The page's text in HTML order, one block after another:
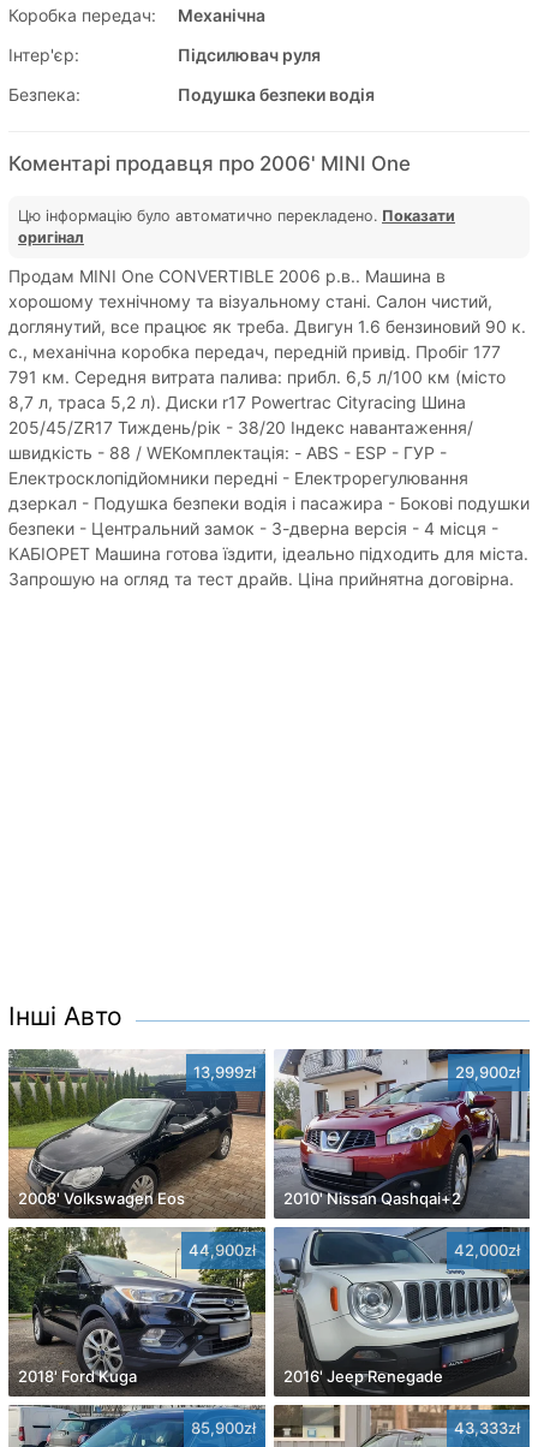
Коробка передач:
Механічна
Інтер'єр:
Підсилювач руля
Безпека:
Подушка безпеки водія
Коментарі продавця про 2006' MINI One
Цю інформацію було автоматично перекладено. Показати
оригінал
Продам MINI One CONVERTIBLE 2006 р.в.. Машина в
хорошому технічному та візуальному стані. Салон чистий,
доглянутий, все працює як треба. Двигун 1.6 бензиновий 90 к.
с., механічна коробка передач, передній привід. Пробіг 177
791 км. Середня витрата палива: прибл. 6,5 л/100 км (місто
8,7 л, траса 5,2 л). Диски r17 Powertrac Cityracing Шина
205/45/ZR17 Тиждень/рік - 38/20 Індекс навантаження/
швидкість - 88 / WEКомплектація: - ABS - ESP - ГУР -
Електросклопідйомники передні - Електрорегулювання
дзеркал - Подушка безпеки водія і пасажира - Бокові подушки
безпеки - Центральний замок - 3-дверна версія - 4 місця -
КАБІОРЕТ Машина готова їздити, ідеально підходить для міста.
Запрошую на огляд та тест драйв. Ціна прийнятна договірна.
Інші Авто
13,999zł
2008' Volkswagen Eos
29,900zł
2010' Nissan Qashqai+2
44,900zł
2018' Ford Kuga
42,000zł
2016' Jeep Renegade
85,900zł 43,333zł